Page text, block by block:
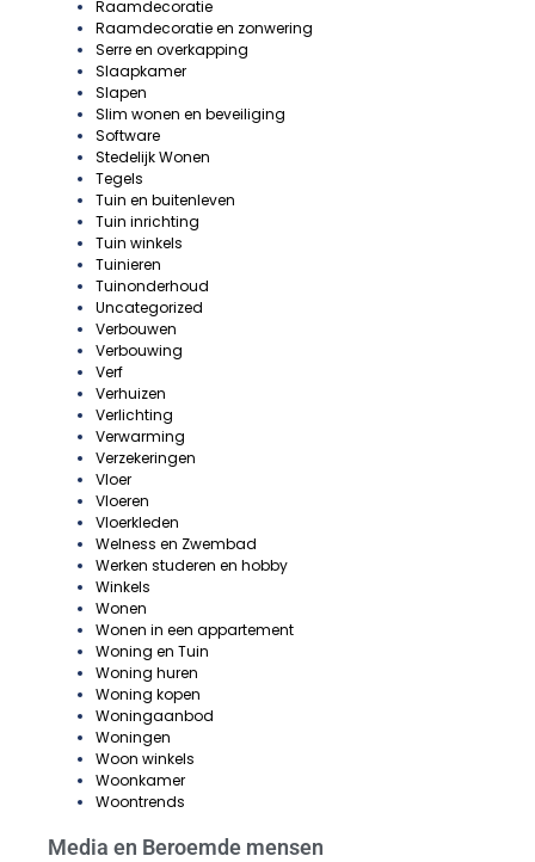
Raamdecoratie
Raamdecoratie en zonwering
Serre en overkapping
Slaapkamer
Slapen
Slim wonen en beveiliging
Software
Stedelijk Wonen
Tegels
Tuin en buitenleven
Tuin inrichting
Tuin winkels
Tuinieren
Tuinonderhoud
Uncategorized
Verbouwen
Verbouwing
Verf
Verhuizen
Verlichting
Verwarming
Verzekeringen
Vloer
Vloeren
Vloerkleden
Welness en Zwembad
Werken studeren en hobby
Winkels
Wonen
Wonen in een appartement
Woning en Tuin
Woning huren
Woning kopen
Woningaanbod
Woningen
Woon winkels
Woonkamer
Woontrends
Media en Beroemde mensen